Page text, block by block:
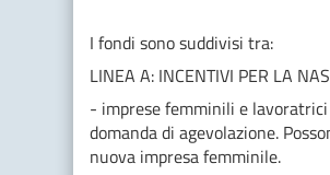
I fondi sono suddivisi tra:
LINEA A: INCENTIVI PER LA
- imprese femminili e
domanda di agevolazione.
nuova impresa femminile.